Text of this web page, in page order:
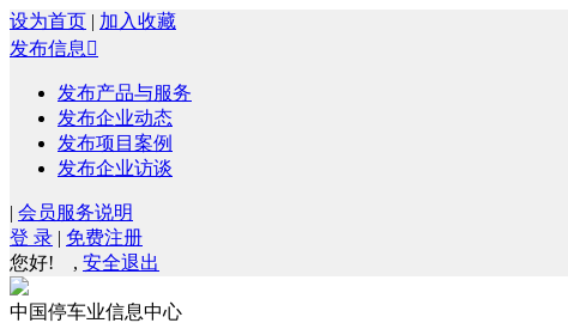
设为首页 | 加入收藏
发布信息 
发布产品与服务
发布企业动态
发布项目案例
发布企业访谈
| 会员服务说明
登 录 | 免费注册
您好!
, 安全退出
中国停车业信息中心